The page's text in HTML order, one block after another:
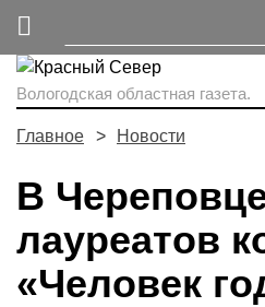
Вологодская областная газета.
Главное Новости
В
лауреатов
«Человек